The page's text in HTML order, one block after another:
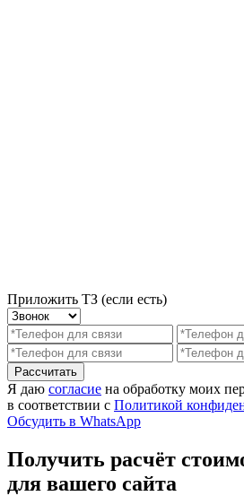
Приложить ТЗ (если есть)
Рассчитать
Я даю согласие на обработку моих
в соответствии с Политикой
Обсудить в WhatsApp
Получить расчёт
для вашего сайта